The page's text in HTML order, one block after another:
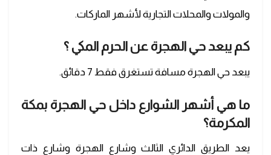
والمولات والمحلات التجارية لأشهر الماركات.
كم يبعد حي الهجرة عن الحرم المكي ؟
يبعد حي الهجرة مسافة تستغرق فقط 7 دقائق.
ما هي أشهر الشوارع داخل حي الهجرة بمكة
المكرمة؟
يعد الطريق الدائري الثالث وشارع الهجرة وشارع ذات